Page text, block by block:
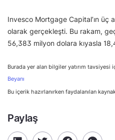
Invesco Mortgage Capital’ın üç
olarak gerçekleşti. Bu rakam,
56,383 milyon dolara kıyasla
Burada yer alan bilgiler yatırım tavsiyesi
Beyanı
Bu içerik hazırlanırken faydalanılan
Paylaş